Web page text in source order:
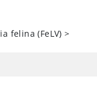
felina (FeLV) >